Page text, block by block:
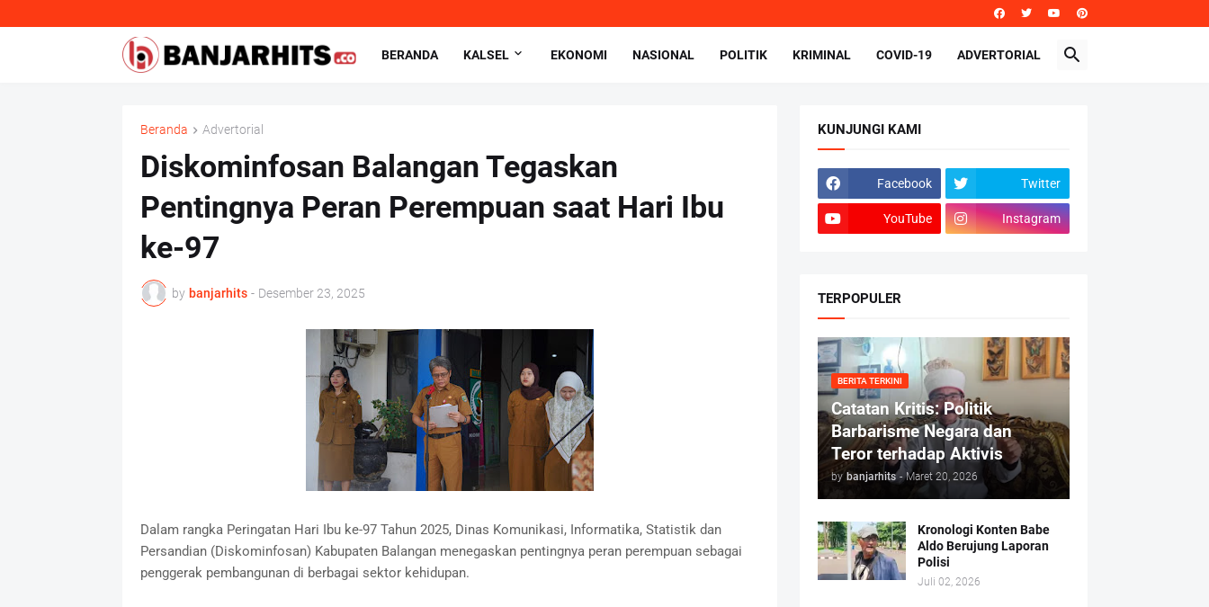
BERANDA KALSEL EKONOMI NASIONAL POLITIK KRIMINAL COVID-19 ADVERTORIAL
Beranda Advertorial
Diskominfosan Balangan Tegaskan
Pentingnya Peran Perempuan saat Hari Ibu
ke-97
by banjarhits - Desember 23, 2025
Dalam rangka Peringatan Hari Ibu ke-97 Tahun 2025, Dinas Komunikasi, Informatika, Statistik dan
Persandian (Diskominfosan) Kabupaten Balangan menegaskan pentingnya peran perempuan sebagai
penggerak pembangunan di berbagai sektor kehidupan.
KUNJUNGI KAMI
Facebook Twitter
YouTube Instagram
TERPOPULER
BERITA TERKINI
Catatan Kritis: Politik
Barbarisme Negara dan
Teror terhadap Aktivis
by banjarhits - Maret 20, 2026
Kronologi Konten Babe
Aldo Berujung Laporan
Polisi
Juli 02, 2026